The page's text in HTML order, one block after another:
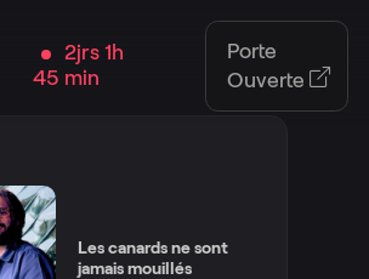
2jrs 1h
45 min
Porte
Ouverte
Les canards ne sont
jamais mouillés